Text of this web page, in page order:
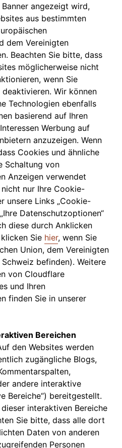
angezeigt wird,
aus bestimmten
dem Vereinigten
Beachten Sie bitte, dass
möglicherweise nicht
wenn Sie
Wir können
Technologien ebenfalls
basierend auf Ihren
Werbung auf
anzuzeigen. Wenn
Cookies und ähnliche
Schaltung von
Anzeigen verwendet
nur Ihre Cookie-
unsere Links „Cookie-
Datenschutzoptionen“
diese durch Anklicken
Sie hier, wenn Sie
Union, dem Vereinigten
befinden). Weitere
von Cloudflare
und Ihren
finden Sie in unserer
Bereichen
den Websites werden
zugängliche Blogs,
andere interaktive
Bereiche“) bereitgestellt.
interaktiven Bereiche
Sie bitte, dass alle dort
Daten von anderen
Personen